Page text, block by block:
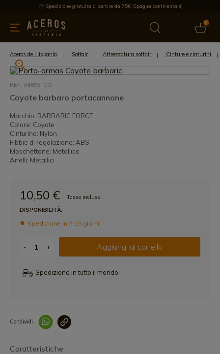
Spedizione gratuita a partire da 75€ (Spagna continentale)
0
cucina Offre Ultime notizie Venduti Marche
Aceros de Hispania Softair Attrezzatura softair Cinture e cinturini
REF: 34893-CO
Coyote barbaro portacannone
Marchio: BARBARIC FORCE
Colore: Coyote
Cinturino: Nylon
Fibbie di regolazione: ABS
Moschettone: Metallico
Anelli: Metallici
10,50 €
Tasse incluse
DISPONIBILITÀ:
Spedizione in 7-15 giorni
- + Aggiungi al carrello
Spedizione in tutto il mondo
Condividi
Caratteristiche